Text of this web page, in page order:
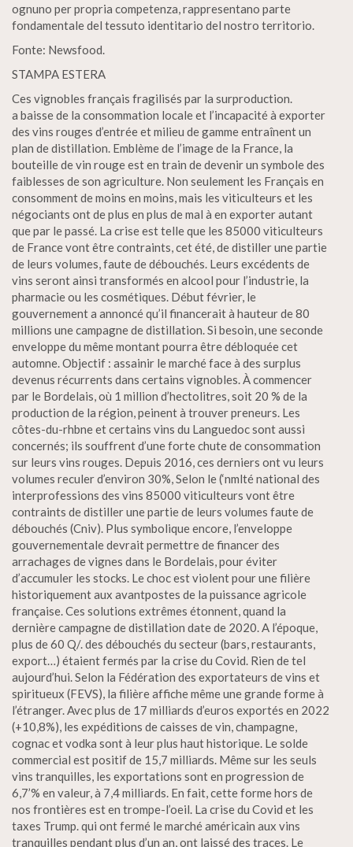
ognuno per propria competenza, rappresentano parte
fondamentale del tessuto identitario del nostro territorio.
Fonte: Newsfood.
STAMPA ESTERA
Ces vignobles français fragilisés par la surproduction.
a baisse de la consommation locale et l’incapacité à exporter
des vins rouges d’entrée et milieu de gamme entraînent un
plan de distillation. Emblème de l’image de la France, la
bouteille de vin rouge est en train de devenir un symbole des
faiblesses de son agriculture. Non seulement les Français en
consomment de moins en moins, mais les viticulteurs et les
négociants ont de plus en plus de mal à en exporter autant
que par le passé. La crise est telle que les 85000 viticulteurs
de France vont être contraints, cet été, de distiller une partie
de leurs volumes, faute de débouchés. Leurs excédents de
vins seront ainsi transformés en alcool pour l’industrie, la
pharmacie ou les cosmétiques. Début février, le
gouvernement a annoncé qu’il financerait à hauteur de 80
millions une campagne de distillation. Si besoin, une seconde
enveloppe du même montant pourra être débloquée cet
automne. Objectif : assainir le marché face à des surplus
devenus récurrents dans certains vignobles. À commencer
par le Bordelais, où 1 million d’hectolitres, soit 20 % de la
production de la région, peinent à trouver preneurs. Les
côtes-du-rhbne et certains vins du Languedoc sont aussi
concernés; ils souffrent d’une forte chute de consommation
sur leurs vins rouges. Depuis 2016, ces derniers ont vu leurs
volumes reculer d’environ 30%, Selon le (‘nmlté national des
interprofessions des vins 85000 viticulteurs vont être
contraints de distiller une partie de leurs volumes faute de
débouchés (Cniv). Plus symbolique encore, l’enveloppe
gouvernementale devrait permettre de financer des
arrachages de vignes dans le Bordelais, pour éviter
d’accumuler les stocks. Le choc est violent pour une filière
historiquement aux avantpostes de la puissance agricole
française. Ces solutions extrêmes étonnent, quand la
dernière campagne de distillation date de 2020. A l’époque,
plus de 60 Q/. des débouchés du secteur (bars, restaurants,
export…) étaient fermés par la crise du Covid. Rien de tel
aujourd’hui. Selon la Fédération des exportateurs de vins et
spiritueux (FEVS), la filière affiche même une grande forme à
l’étranger. Avec plus de 17 milliards d’euros exportés en 2022
(+10,8%), les expéditions de caisses de vin, champagne,
cognac et vodka sont à leur plus haut historique. Le solde
commercial est positif de 15,7 milliards. Même sur les seuls
vins tranquilles, les exportations sont en progression de
6,7’% en valeur, à 7,4 milliards. En fait, cette forme hors de
nos frontières est en trompe-l’oeil. La crise du Covid et les
taxes Trump. qui ont fermé le marché américain aux vins
tranquilles pendant plus d’un an, ont laissé des traces. Le